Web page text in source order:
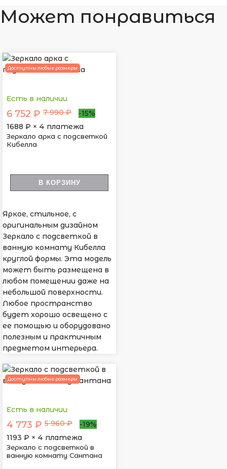
Может понравиться
Доступны любые размеры
Есть в наличии
6 752 ₽ 7 990 ₽
-15%
1688 ₽ × 4 платежа
Зеркало арка с подсветкой
Кибелла
В КОРЗИНУ
Яркое, стильное, с
оригинальным дизайном
Зеркало с подсветкой в
ванную комнату Кибелла
круглой формы. Эта модель
может быть размещена в
любом помещении даже на
небольшой поверхности.
Любое пространство
будет хорошо освещено с
ее помощью и оборудовано
полезным и практичным
предметом интерьера.
Доступны любые размеры
Есть в наличии
4 773 ₽ 5 960 ₽
-19%
1193 ₽ × 4 платежа
Зеркало с подсветкой в
ванную комнату Сантана